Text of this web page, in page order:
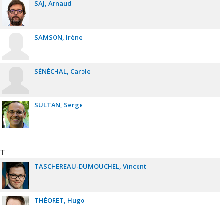
SAJ Arnaud
SAMSON Irène
SÉNÉCHAL Carole
SULTAN Serge
T
TASCHEREAU-DUMOUCHEL Vincent
THÉORET Hugo